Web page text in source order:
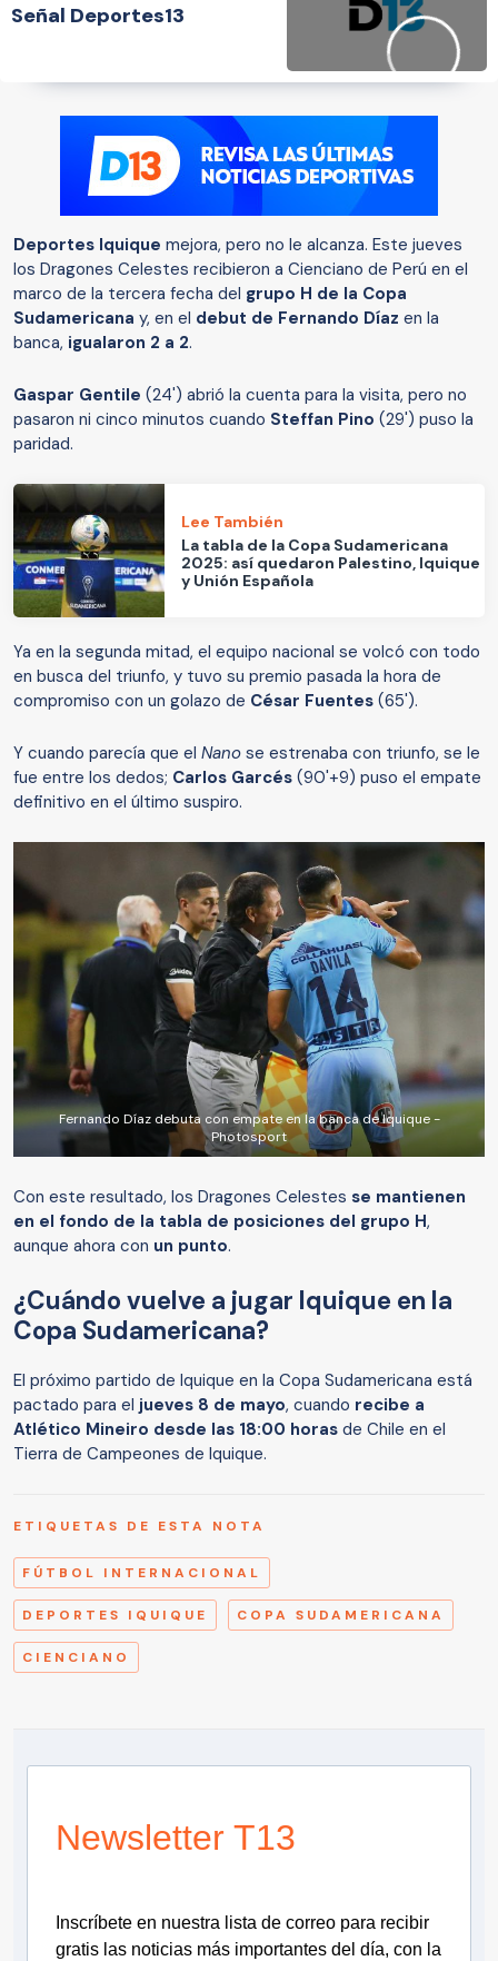
Señal Deportes13
Deportes Iquique mejora, pero no le alcanza. Este jueves
los Dragones Celestes recibieron a Cienciano de Perú en el
marco de la tercera fecha del grupo H de la Copa
Sudamericana y, en el debut de Fernando Díaz en la
banca, igualaron 2 a 2.
Gaspar Gentile (24') abrió la cuenta para la visita, pero no
pasaron ni cinco minutos cuando Steffan Pino (29') puso la
paridad.
Lee También
La tabla de la Copa Sudamericana
2025: así quedaron Palestino, Iquique
y Unión Española
Ya en la segunda mitad, el equipo nacional se volcó con todo
en busca del triunfo, y tuvo su premio pasada la hora de
compromiso con un golazo de César Fuentes (65').
Y cuando parecía que el Nano se estrenaba con triunfo, se le
fue entre los dedos; Carlos Garcés (90'+9) puso el empate
definitivo en el último suspiro.
Fernando Díaz debuta con empate en la banca de Iquique -
Photosport
Con este resultado, los Dragones Celestes se mantienen
en el fondo de la tabla de posiciones del grupo H,
aunque ahora con un punto.
¿Cuándo vuelve a jugar Iquique en la
Copa Sudamericana?
El próximo partido de Iquique en la Copa Sudamericana está
pactado para el jueves 8 de mayo, cuando recibe a
Atlético Mineiro desde las 18:00 horas de Chile en el
Tierra de Campeones de Iquique.
ETIQUETAS DE ESTA NOTA
FÚTBOL INTERNACIONAL
DEPORTES IQUIQUE COPA SUDAMERICANA
CIENCIANO
Newsletter T13
Inscríbete en nuestra lista de correo para recibir
gratis las noticias más importantes del día, con la